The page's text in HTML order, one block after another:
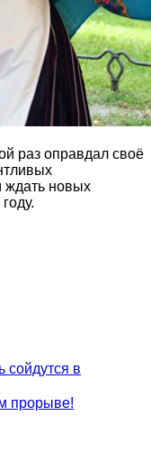
раз оправдал своё
ждать новых
сойдутся в
прорыве!